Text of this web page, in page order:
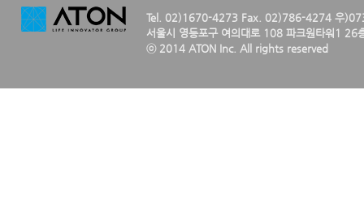
Tel. 02)1670-4273 Fax. 02)786-4274 우
서울시 영등포구 여의대로 108 파크원타워1 26
ⓒ 2014 ATON Inc. All rights reserved